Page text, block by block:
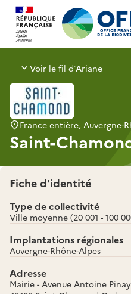
Office
Voir le fil d’Ariane
Saint-
France entière, Auvergne-
Fiche d'identité
Type de collectivité
Ville moyenne (20 001 - 100
Implantations régionales
Auvergne-Rhône-Alpes
Adresse
Mairie - Avenue Antoine Pinay
Panneau de gestion des cookies